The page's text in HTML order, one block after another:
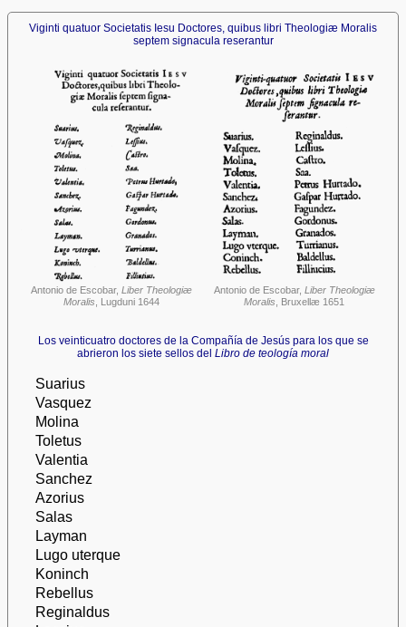
Viginti quatuor Societatis Iesu Doctores, quibus libri Theologiæ Moralis
septem signacula reserantur
Antonio de Escobar,Liber Theologiæ
Moralis, Lugduni 1644
Antonio de Escobar, Liber Theologiæ
Moralis, Bruxellæ 1651
Los veinticuatro doctores de la Compañía de Jesús para los que se
abrieron los siete sellos del Libro de teología moral
Suarius
Vasquez
Molina
Toletus
Valentia
Sanchez
Azorius
Salas
Layman
Lugo uterque
Koninch
Rebellus
Reginaldus